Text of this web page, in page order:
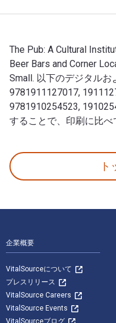
The Pub: A Cultural
Beer Bars and Corner
Small. 以下のデジタルお
9781911127017,
9781910254523,
することで、印刷に比べ
ト
企業概要
VitalSourceについて
プレスリリース
VitalSource Careers
VitalSource Events
VitalSourceブログ